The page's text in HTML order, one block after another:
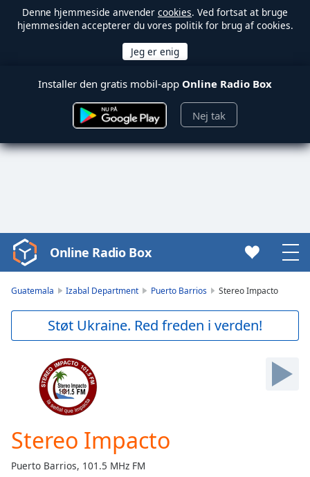
Denne hjemmeside anvender cookies. Ved fortsat at bruge
hjemmesiden accepterer du vores politik for brug af cookies.
Installer den gratis mobil-app Online Radio Box
Nej tak
Video
Player
Backward
Current
Time0:00
Online Radio Box
Guatemala Izabal Department Puerto Barrios Stereo Impacto
Støt Ukraine. Red freden i verden!
Stereo Impacto
Puerto Barrios, 101.5 MHz FM